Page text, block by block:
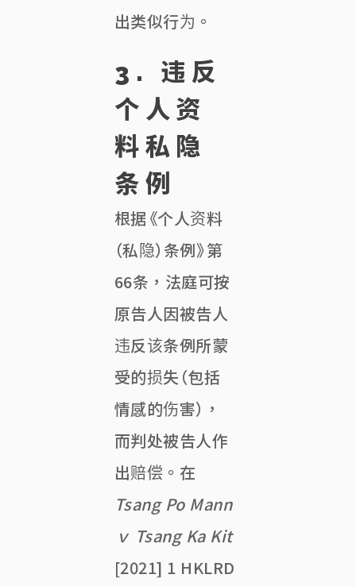
出类似行为。
3. 违反
个人资
料私隐
条例
根据《个人资料
（私隐）条例》第
66条，法庭可按
原告人因被告人
违反该条例所蒙
受的损失（包括
情感的伤害），
而判处被告人作
出赔偿。在
Tsang Po Mann
ｖ Tsang Ka Kit
[2021] 1 HKLRD